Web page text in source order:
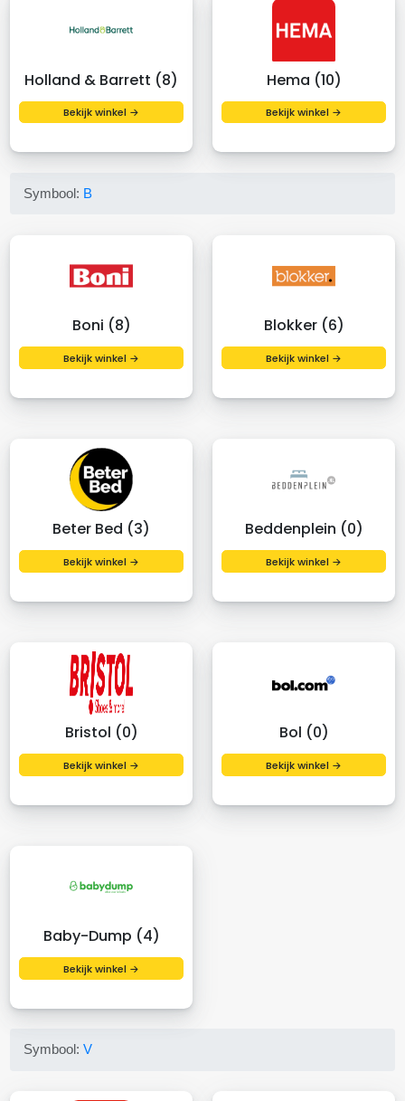
Holland & Barrett (8)
Bekijk winkel →
Hema (10)
Bekijk winkel →
Symbool: B
Boni (8)
Bekijk winkel →
Blokker (6)
Bekijk winkel →
Beter Bed (3)
Bekijk winkel →
Beddenplein (0)
Bekijk winkel →
Bristol (0)
Bekijk winkel →
Bol (0)
Bekijk winkel →
Baby-Dump (4)
Bekijk winkel →
Symbool:V